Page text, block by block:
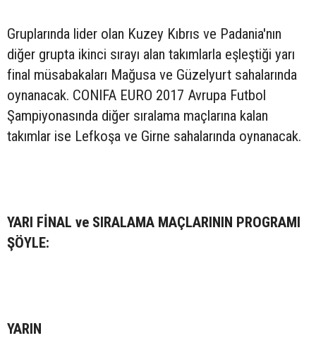
Gruplarında lider olan Kuzey Kıbrıs ve Padania'nın
diğer grupta ikinci sırayı alan takımlarla eşleştiği yarı
final müsabakaları Mağusa ve Güzelyurt sahalarında
oynanacak. CONIFA EURO 2017 Avrupa Futbol
Şampiyonasında diğer sıralama maçlarına kalan
takımlar ise Lefkoşa ve Girne sahalarında oynanacak.
YARI FİNAL ve SIRALAMA MAÇLARININ PROGRAMI
ŞÖYLE:
YARIN